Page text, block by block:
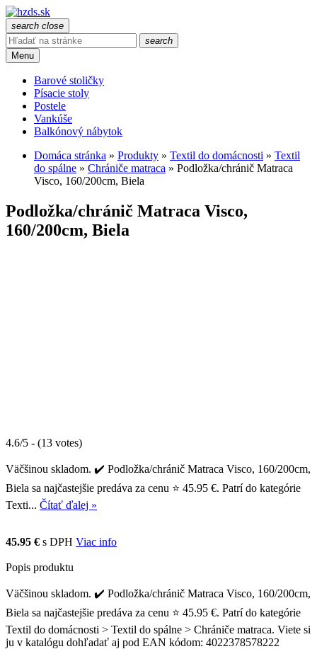
search close
search
Menu
Barové stoličky
Písacie stoly
Postele
Vankúše
Balkónový nábytok
Domáca stránka » Produkty » Textil do domácnosti » Textil
do spálne » Chrániče matraca » Podložka/chránič Matraca
Visco, 160/200cm, Biela
Podložka/chránič Matraca Visco,
160/200cm, Biela
4.6/5 - (13 votes)
Väčšinou skladom. ✔️ Podložka/chránič Matraca Visco, 160/200cm,
Biela sa najčastejšie predáva za cenu ⭐ 45.95 €. Patrí do kategórie
Texti... Čítať ďalej »
45.95 € s DPH Viac info
Popis produktu
Väčšinou skladom. ✔️ Podložka/chránič Matraca Visco, 160/200cm,
Biela sa najčastejšie predáva za cenu ⭐ 45.95 €. Patrí do kategórie
Textil do domácnosti > Textil do spálne > Chrániče matraca. Viete si
ju v katalógu dohľadať aj pod EAN kódom: 4022378578222